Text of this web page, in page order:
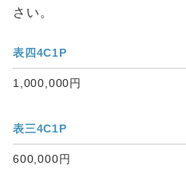
さい。
表四4C1P
1,000,000円
表三4C1P
600,000円